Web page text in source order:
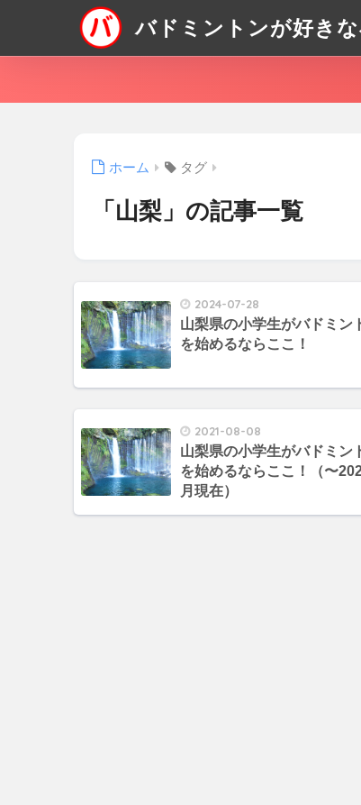
バドミントンが好き
ホーム タグ
「山梨」の記事一覧
2024-07-28
山梨県の小学生がバドミン
を始めるならここ！
2021-08-08
山梨県の小学生がバドミン
を始めるならここ！（〜
月現在）